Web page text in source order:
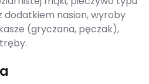
dodatkiem nasion, wyroby
(gryczana, pęczak),